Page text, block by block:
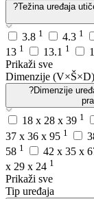
?Težina uređaja
3.8 1 4.3 1
13 1 13.1 1
Prikaži sve
Dimenzije
?Dimenzije
18 x 28 x 39 1
37 x 36 x 95 1
58 1 42 x 35 x
x 29 x 24 1
Prikaži sve
Tip uređaja